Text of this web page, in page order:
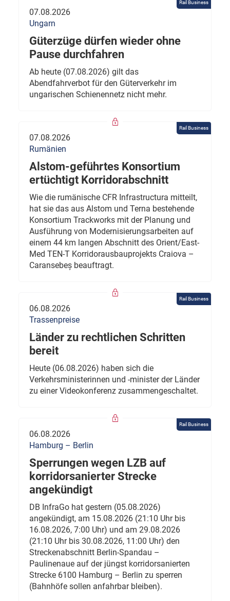
Rail Business
07.08.2026
Ungarn
Güterzüge dürfen wieder ohne
Pause durchfahren
Ab heute (07.08.2026) gilt das
Abendfahrverbot für den Güterverkehr im
ungarischen Schienennetz nicht mehr.
Rail Business
07.08.2026
Rumänien
Alstom-geführtes Konsortium
ertüchtigt Korridorabschnitt
Wie die rumänische CFR Infrastructura mitteilt,
hat sie das aus Alstom und Terna bestehende
Konsortium Trackworks mit der Planung und
Ausführung von Modernisierungsarbeiten auf
einem 44 km langen Abschnitt des Orient/East-
Med TEN-T Korridorausbauprojekts Craiova –
Caransebeș beauftragt.
Rail Business
06.08.2026
Trassenpreise
Länder zu rechtlichen Schritten
bereit
Heute (06.08.2026) haben sich die
Verkehrsministerinnen und -minister der Länder
zu einer Videokonferenz zusammengeschaltet.
Rail Business
06.08.2026
Hamburg – Berlin
Sperrungen wegen LZB auf
korridorsanierter Strecke
angekündigt
DB InfraGo hat gestern (05.08.2026)
angekündigt, am 15.08.2026 (21:10 Uhr bis
16.08.2026, 7:00 Uhr) und am 29.08.2026
(21:10 Uhr bis 30.08.2026, 11:00 Uhr) den
Streckenabschnitt Berlin-Spandau –
Paulinenaue auf der jüngst korridorsanierten
Strecke 6100 Hamburg – Berlin zu sperren
(Bahnhöfe sollen anfahrbar bleiben).